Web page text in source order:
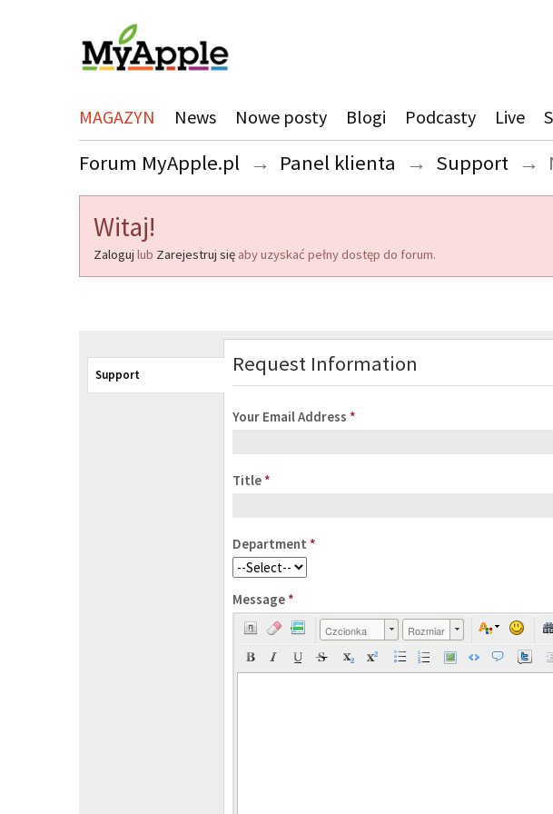
MAGAZYN News Nowe posty Blogi Podcasty Live
Forum MyApple.pl → Panel klienta → Support →
Witaj!
Zaloguj lub Zarejestruj się aby uzyskać pełny dostęp do forum.
Support Request Information
Your Email Address *
Title *
Department *
Message *
Czcionka Rozmiar